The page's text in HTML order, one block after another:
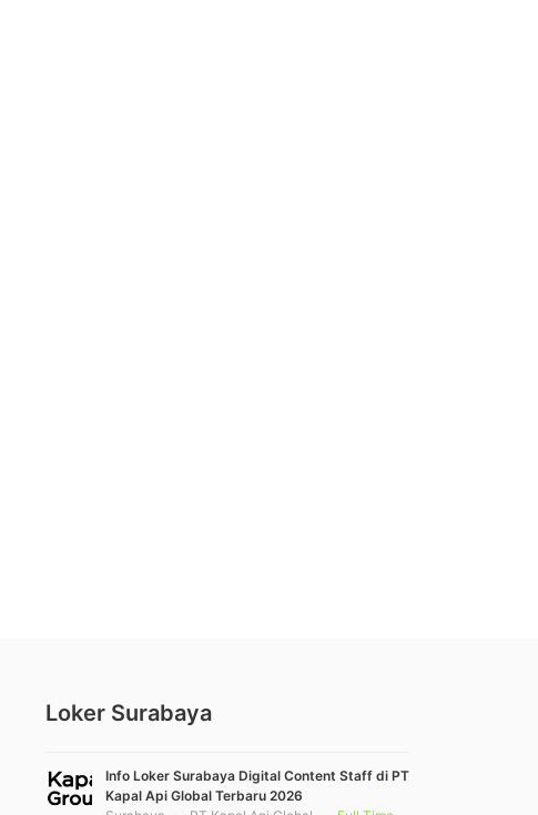
Loker Surabaya
Info Loker Surabaya Digital Content Staff di PT
Kapal Api Global Terbaru 2026